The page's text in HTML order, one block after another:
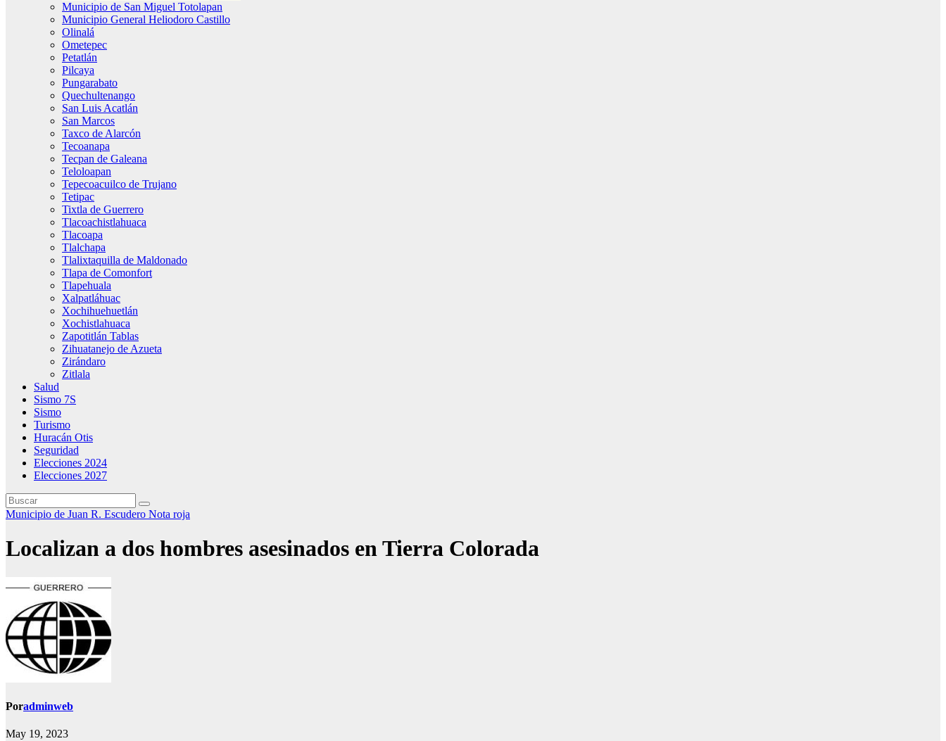
Municipio de San Miguel Totolapan
Municipio General Heliodoro Castillo
Olinalá
Ometepec
Petatlán
Pilcaya
Pungarabato
Quechultenango
San Luis Acatlán
San Marcos
Taxco de Alarcón
Tecoanapa
Tecpan de Galeana
Teloloapan
Tepecoacuilco de Trujano
Tetipac
Tixtla de Guerrero
Tlacoachistlahuaca
Tlacoapa
Tlalchapa
Tlalixtaquilla de Maldonado
Tlapa de Comonfort
Tlapehuala
Xalpatláhuac
Xochihuehuetlán
Xochistlahuaca
Zapotitlán Tablas
Zihuatanejo de Azueta
Zirándaro
Zitlala
Salud
Sismo 7S
Sismo
Turismo
Huracán Otis
Seguridad
Elecciones 2024
Elecciones 2027
Municipio de Juan R. Escudero Nota roja
Localizan a dos hombres asesinados en Tierra Colorada
Poradminweb
May 19, 2023